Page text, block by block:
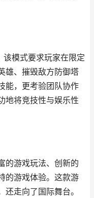
该模式要求玩家在限定
雄、摧毁敌方防御塔
能，更考验团队协作
地将竞技性与娱乐性
的游戏玩法、创新的
的游戏体验。这款游
走向了国际舞台。